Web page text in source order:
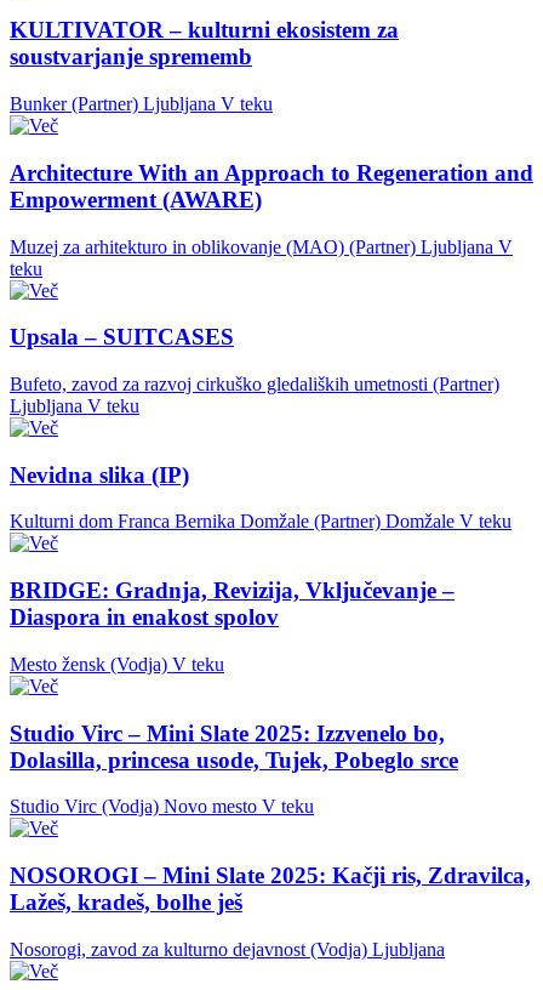
KULTIVATOR – kulturni ekosistem za
soustvarjanje sprememb
Bunker (Partner) Ljubljana V teku
Architecture With an Approach to Regeneration and
Empowerment (AWARE)
Muzej za arhitekturo in oblikovanje (MAO) (Partner) Ljubljana V
teku
Upsala – SUITCASES
Bufeto, zavod za razvoj cirkuško gledaliških umetnosti (Partner)
Ljubljana V teku
Nevidna slika (IP)
Kulturni dom Franca Bernika Domžale (Partner) Domžale V teku
BRIDGE: Gradnja, Revizija, Vključevanje –
Diaspora in enakost spolov
Mesto žensk (Vodja) V teku
Studio Virc – Mini Slate 2025: Izzvenelo bo,
Dolasilla, princesa usode, Tujek, Pobeglo srce
Studio Virc (Vodja) Novo mesto V teku
NOSOROGI – Mini Slate 2025: Kačji ris, Zdravilca,
Lažeš, kradeš, bolhe ješ
Nosorogi, zavod za kulturno dejavnost (Vodja) Ljubljana